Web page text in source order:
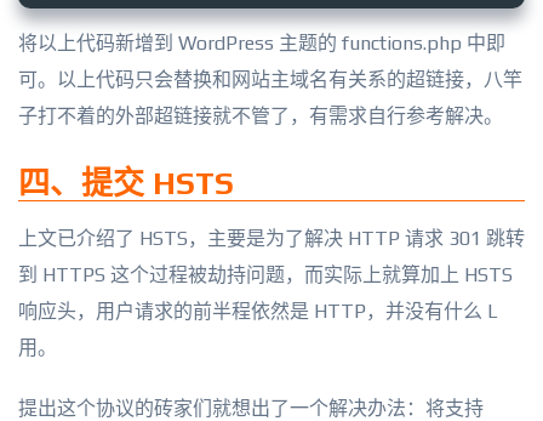
将以上代码新增到 WordPress 主题的 functions.php 中即
可。以上代码只会替换和网站主域名有关系的超链接，八竿
子打不着的外部超链接就不管了，有需求自行参考解决。
四、提交 HSTS
上文已介绍了 HSTS，主要是为了解决 HTTP 请求 301 跳转
到 HTTPS 这个过程被劫持问题，而实际上就算加上 HSTS
响应头，用户请求的前半程依然是 HTTP，并没有什么 L
用。
提出这个协议的砖家们就想出了一个解决办法：将支持